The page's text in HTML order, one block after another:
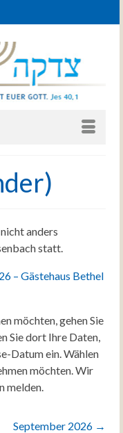
anders
statt.
– Gästehaus Bethel
möchten, gehen Sie
Sie dort Ihre Daten,
Datum ein. Wählen
möchten. Wir
melden.
September 2026 →